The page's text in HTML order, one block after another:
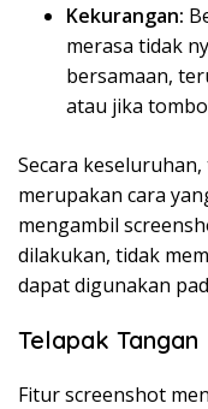
Kekurangan:
merasa tidak
bersamaan,
atau jika
Secara
merupakan cara
mengambil
dilakukan, tidak
dapat digunakan
Telapak Tangan
Fitur screenshot